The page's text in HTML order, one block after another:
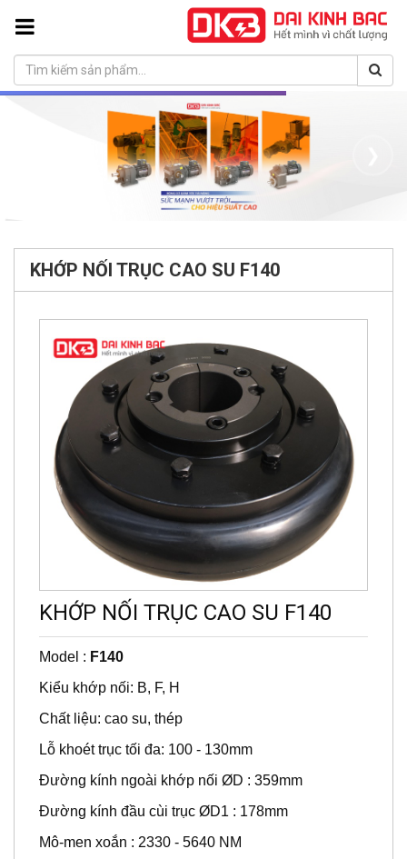
KHỚP NỐI TRỤC CAO SU F140
KHỚP NỐI TRỤC CAO SU F140
Model :F140
Kiểu khớp nối: B, F, H
Chất liệu: cao su, thép
Lỗ khoét trục tối đa: 100 - 130mm
Đường kính ngoài khớp nối ØD : 359mm
Đường kính đầu cùi trục ØD1 : 178mm
Mô-men xoắn : 2330 - 5640 NM
Tốc độ quay tối đa: 1800 vòng/phút